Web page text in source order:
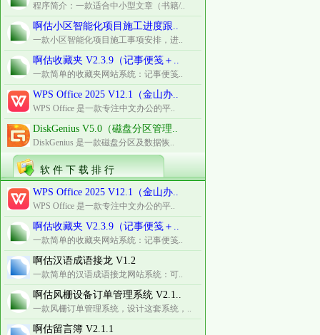
程序简介：一款适合中小型文章（书籍/..
啊估小区智能化项目施工进度跟..
一款小区智能化项目施工事项安排，进..
啊估收藏夹 V2.3.9（记事便笺＋..
一款简单的收藏夹网站系统：记事便笺..
WPS Office 2025 V12.1（金山办..
WPS Office 是一款专注中文办公的平..
DiskGenius V5.0（磁盘分区管理..
DiskGenius 是一款磁盘分区及数据恢..
软 件 下 载 排 行
WPS Office 2025 V12.1（金山办..
WPS Office 是一款专注中文办公的平..
啊估收藏夹 V2.3.9（记事便笺＋..
一款简单的收藏夹网站系统：记事便笺..
啊估汉语成语接龙 V1.2
一款简单的汉语成语接龙网站系统：可..
啊估风栅设备订单管理系统 V2.1..
一款风栅订单管理系统，设计这套系统，..
啊估留言簿 V2.1.1